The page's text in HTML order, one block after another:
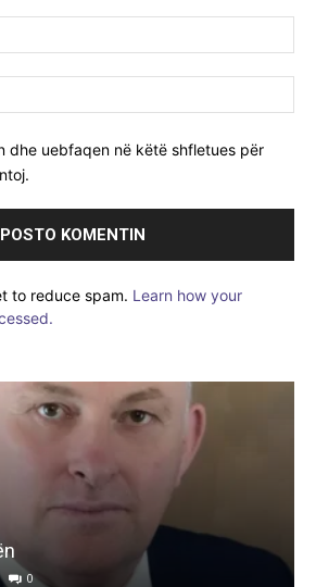
dhe uebfaqen në këtë shfletues për
to reduce spam. Learn how your
0